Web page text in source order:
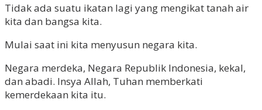
Tidak ada suatu ikatan lagi yang mengikat tanah air
kita dan bangsa kita.
Mulai saat ini kita menyusun negara kita.
Negara merdeka, Negara Republik Indonesia, kekal,
dan abadi. Insya Allah, Tuhan memberkati
kemerdekaan kita itu.